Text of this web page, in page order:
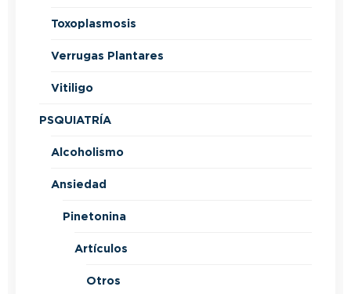
Toxoplasmosis
Verrugas Plantares
Vitiligo
PSQUIATRÍA
Alcoholismo
Ansiedad
Pinetonina
Artículos
Otros